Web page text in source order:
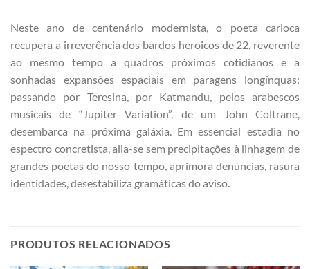
Neste ano de centenário modernista, o poeta carioca
recupera a irreverência dos bardos heroicos de 22, reverente
ao mesmo tempo a quadros próximos cotidianos e a
sonhadas expansões espaciais em paragens longínquas:
passando por Teresina, por Katmandu, pelos arabescos
musicais de “Jupiter Variation”, de um John Coltrane,
desembarca na próxima galáxia. Em essencial estadia no
espectro concretista, alia-se sem precipitações à linhagem de
grandes poetas do nosso tempo, aprimora denúncias, rasura
identidades, desestabiliza gramáticas do aviso.
PRODUTOS RELACIONADOS